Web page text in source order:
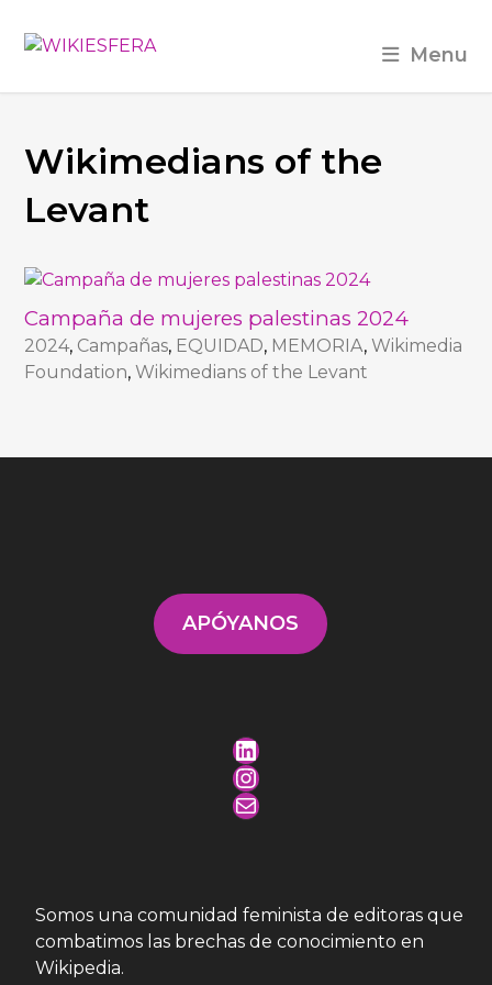
Menu
Wikimedians of the
Levant
Campaña de mujeres palestinas 2024
2024, Campañas, EQUIDAD, MEMORIA,Wikimedia
Foundation,Wikimedians of the Levant
APÓYANOS
LinkedIn
Instagram
Mail
Somos una comunidad feminista de editoras que
combatimos las brechas de conocimiento en
Wikipedia.